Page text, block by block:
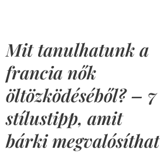
Mit tanulhatunk a
francia nők
öltözködéséből? – 7
stílustipp, amit
bárki megvalósíthat